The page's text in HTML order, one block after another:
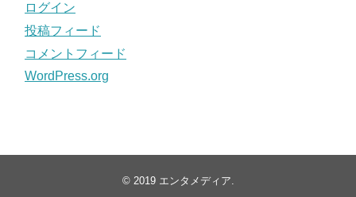
ログイン
投稿フィード
コメントフィード
WordPress.org
© 2019 エンタメディア.